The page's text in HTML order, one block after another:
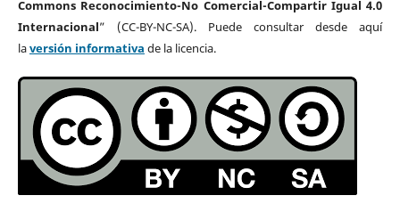
Commons Reconocimiento-No Comercial-Compartir Igual 4.0
Internacional” (CC-BY-NC-SA). Puede consultar desde aquí
laversión informativa de la licencia.